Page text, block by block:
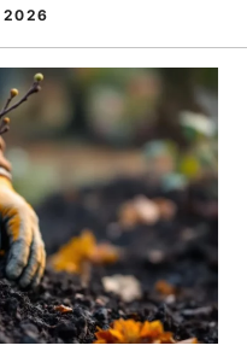
2026